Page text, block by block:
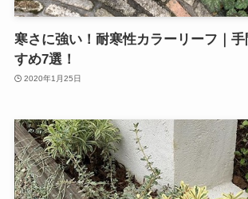
寒さに強い！耐寒性カラーリーフ｜
すめ7選！
2020年1月25日